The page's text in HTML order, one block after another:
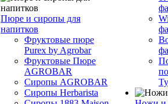
Пюре и сиропы для
напитков
Фруктовые пюре
Purex by Agrobar
Фруктовые Пюре
AGROBAR
Сиропы AGROBAR
Сиропы Herbarista